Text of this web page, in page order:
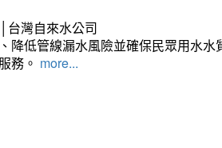
台灣自來水公司
降低管線漏水風險並確保民眾用水
務。 more...